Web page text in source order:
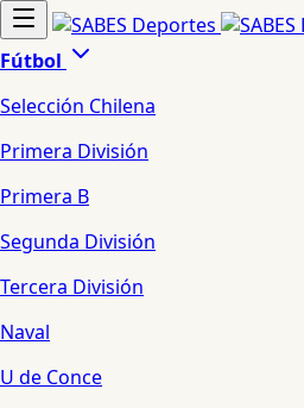
Fútbol
Selección Chilena
Primera División
Primera B
Segunda División
Tercera División
Naval
U de Conce